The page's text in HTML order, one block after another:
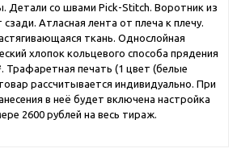
Детали со швами Pick-Stitch. Воротник из
Атласная лента от плеча к плечу.
ткань. Однослойная
хлопок кольцевого способа прядения
Трафаретная печать (1 цвет (белые
рассчитывается индивидуально. При
в неё будет включена настройка
2600 рублей на весь тираж.